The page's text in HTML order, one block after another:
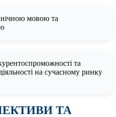
мовою та
та
на сучасному ринку
ТА